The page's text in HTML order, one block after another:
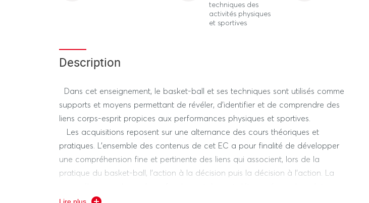
techniques des
activités physiques
et sportives
Description
Dans cet enseignement, le basket-ball et ses techniques sont utilisés comme
supports et moyens permettant de révéler, d’identifier et de comprendre des
liens corps-esprit propices aux performances physiques et sportives.
Les acquisitions reposent sur une alternance des cours théoriques et
pratiques. L’ensemble des contenus de cet EC a pour finalité de développer
une compréhension fine et pertinente des liens qui associent, lors de la
pratique du basket-ball, l’action à la décision puis la décision à l’action. La
qu’entretiennent « ce qui est perçu » avec la simulation de « ce qui peut être
Lire plus